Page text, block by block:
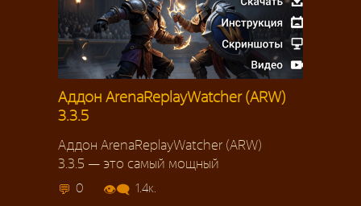
Аддон ArenaReplayWatcher (ARW)
3.3.5
Аддон ArenaReplayWatcher (ARW)
3.3.5 — это самый мощный
0 1.4к.